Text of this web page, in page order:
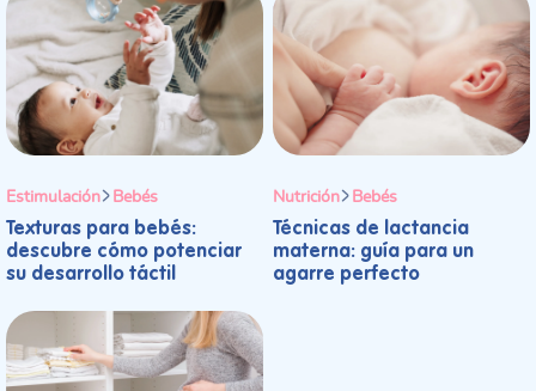
Estimulación Bebés
Texturas para bebés:
descubre cómo potenciar
su desarrollo táctil
Nutrición Bebés
Técnicas de lactancia
materna: guía para un
agarre perfecto